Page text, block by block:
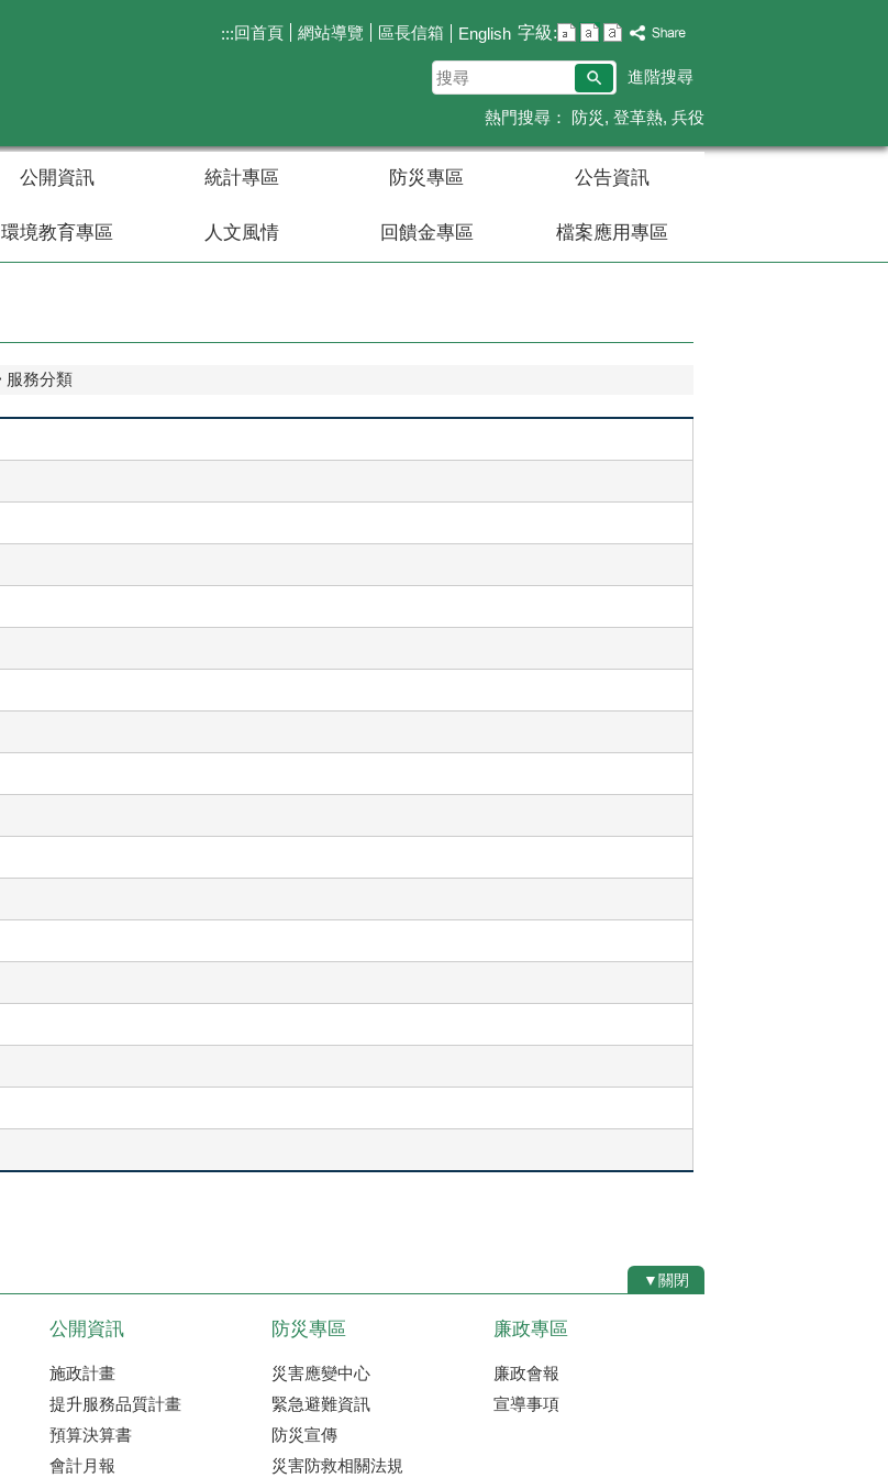
:::回首頁 網站導覽 區長信箱 English 字級:
搜
尋
進階搜尋
熱門搜尋： 防災 登革熱 兵役
公開資訊 統計專區 防災專區 公告資訊
環境教育專區 人文風情 回饋金專區 檔案應用專區
服務分類
▼關閉
公開資訊
施政計畫
提升服務品質計畫
預算決算書
會計月報
防災專區
災害應變中心
緊急避難資訊
防災宣傳
災害防救相關法規
廉政專區
廉政會報
宣導事項